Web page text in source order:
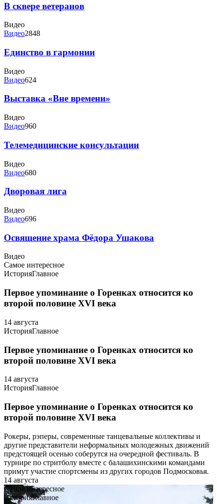
В сквере ветеранов
Видео
Видео2848
Единство в гармонии
Видео
Видео624
Выставка «Вне времени»
Видео
Видео960
Телемедицинские консультации
Видео
Видео680
Дворовая лига
Видео
Видео696
Освящение храма Фёдора Ушакова
Видео
Самое интересное
ИсторияГлавное
Первое упоминание о Горенках относится ко
второй половине XVI века
14 августа
ИсторияГлавное
Первое упоминание о Горенках относится ко
второй половине XVI века
14 августа
ИсторияГлавное
Первое упоминание о Горенках относится ко
второй половине XVI века
Рокеры, рэперы, современные танцевальные коллективы и
другие представители неформальных молодежных движений
предстоящей осенью соберутся на очередной фестиваль. В
турнире по стритболу вместе с балашихинскими командами
примут участие спортсмены из других городов Подмосковья.
14 августа
Самое интересное
ИсторияГлавное